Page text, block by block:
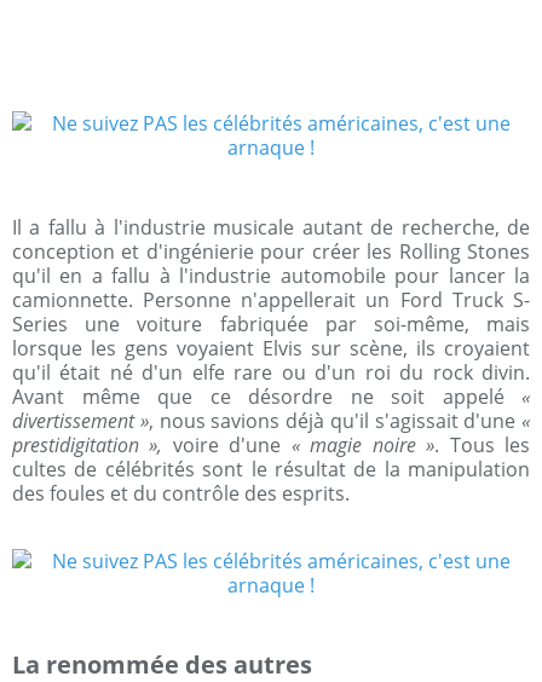
Il a fallu à l'industrie musicale autant de recherche, de
conception et d'ingénierie pour créer les Rolling Stones
qu'il en a fallu à l'industrie automobile pour lancer la
camionnette. Personne n'appellerait un Ford Truck S-
Series une voiture fabriquée par soi-même, mais
lorsque les gens voyaient Elvis sur scène, ils croyaient
qu'il était né d'un elfe rare ou d'un roi du rock divin.
Avant même que ce désordre ne soit appelé «
divertissement », nous savions déjà qu'il s'agissait d'une «
prestidigitation », voire d'une « magie noire ». Tous les
cultes de célébrités sont le résultat de la manipulation
des foules et du contrôle des esprits.
La renommée des autres